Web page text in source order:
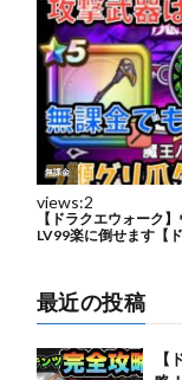
最近の投稿
【